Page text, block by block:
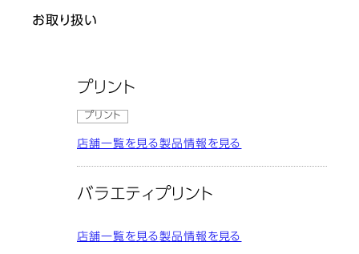
お取り扱い
プリント
プリント
店舗一覧を見る製品情報を見る
バラエティプリント
店舗一覧を見る製品情報を見る